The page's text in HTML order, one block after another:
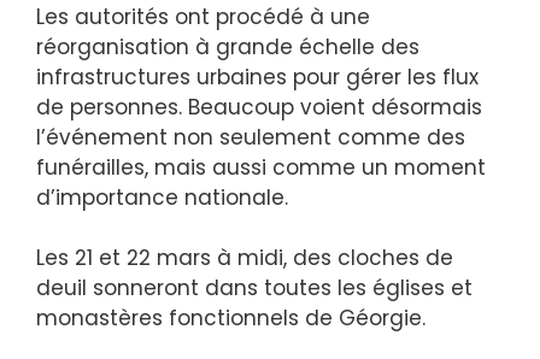
Les autorités ont procédé à une
réorganisation à grande échelle des
infrastructures urbaines pour gérer les flux
de personnes. Beaucoup voient désormais
l’événement non seulement comme des
funérailles, mais aussi comme un moment
d’importance nationale.
Les 21 et 22 mars à midi, des cloches de
deuil sonneront dans toutes les églises et
monastères fonctionnels de Géorgie.